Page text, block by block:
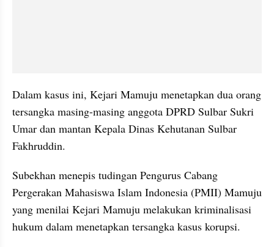
Dalam kasus ini, Kejari Mamuju menetapkan dua orang
tersangka masing-masing anggota DPRD Sulbar Sukri
Umar dan mantan Kepala Dinas Kehutanan Sulbar
Fakhruddin.
Subekhan menepis tudingan Pengurus Cabang
Pergerakan Mahasiswa Islam Indonesia (PMII) Mamuju
yang menilai Kejari Mamuju melakukan kriminalisasi
hukum dalam menetapkan tersangka kasus korupsi.